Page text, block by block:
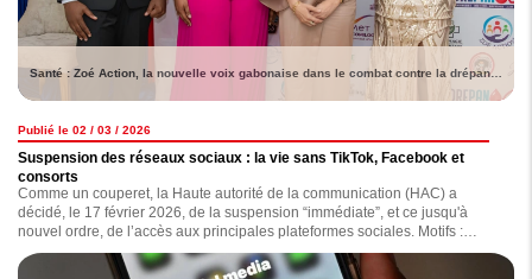
Santé : Zoé Action, la nouvelle voix gabonaise dans le combat contre la drépanocytose
Publié le 02 / 03 / 2026
Suspension des réseaux sociaux : la vie sans TikTok, Facebook et
consorts
Comme un couperet, la Haute autorité de la communication (HAC) a
décidé, le 17 février 2026, de la suspension “immédiate”, et ce jusqu'à
nouvel ordre, de l’accès aux principales plateformes sociales. Motifs :
diffusion de contenus jugés “inappropriés, diffamatoires, haineux ou
injurieux”. Depuis lors, comment la population vit-elle cette situation ?